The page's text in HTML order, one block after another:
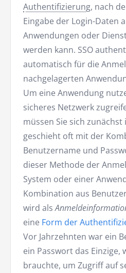
Authentifizierung, nach
Eingabe der Login-Daten
Anwendungen oder
werden kann. SSO
automatisch für die
nachgelagerten
Um eine Anwendung
sicheres Netzwerk
müssen Sie sich
geschieht oft mit der
Benutzername und
dieser Methode der
System oder einer
Kombination aus
wird als
eine Form der
Vor Jahrzehnten war ein
ein Passwort das Einzige,
brauchte, um Zugriff auf